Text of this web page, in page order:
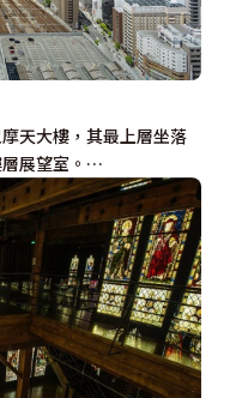
天大樓，其最上層坐落
層展望室。…